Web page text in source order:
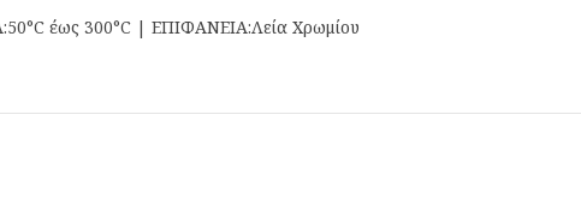
έως 300°C | ΕΠΙΦΑΝΕΙΑ:Λεία Χρωμίου